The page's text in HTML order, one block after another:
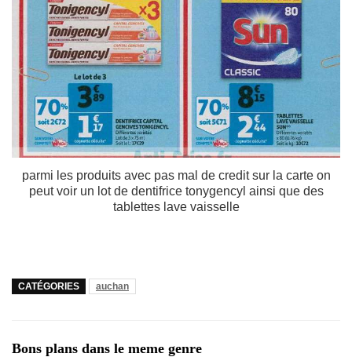
parmi les produits avec pas mal de credit sur la carte on
peut voir un lot de dentifrice tonygencyl ainsi que des
tablettes lave vaisselle
CATÉGORIES auchan
Bons plans dans le meme genre